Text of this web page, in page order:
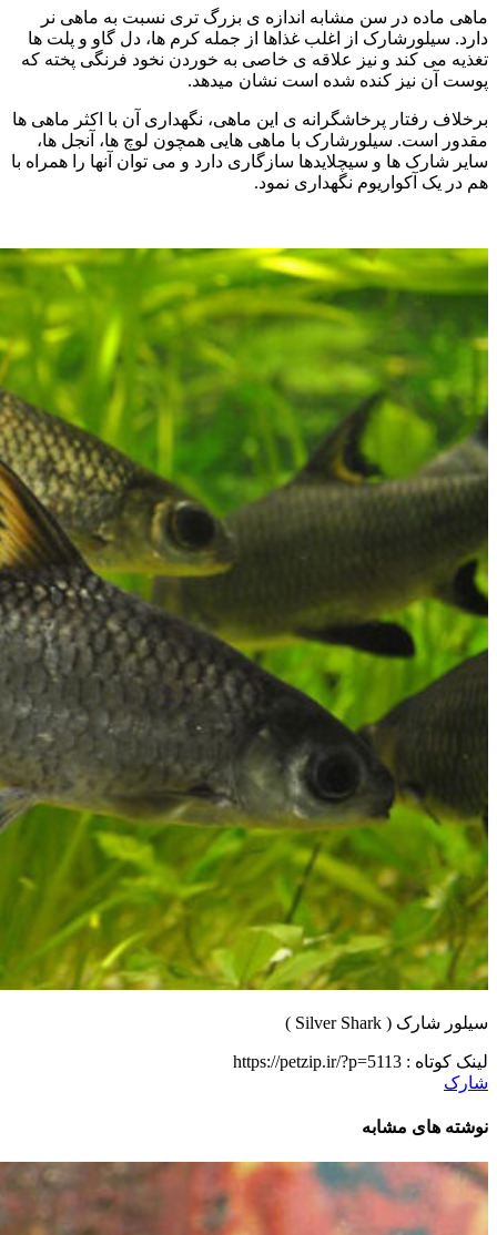
ماهی ماده در سن مشابه اندازه ی بزرگ تری نسبت به ماهی نر
دارد. سیلورشارک از اغلب غذاها از جمله کرم ها، دل گاو و پلت ها
تغذیه می کند و نیز علاقه ی خاصی به خوردن نخود فرنگی پخته که
پوست آن نیز کنده شده است نشان میدهد.
برخلاف رفتار پرخاشگرانه ی این ماهی، نگهداری آن با اکثر ماهی ها
مقدور است. سیلورشارک با ماهی هایی همچون لوچ ها، آنجل ها،
سایر شارک ها و سیچلایدها سازگاری دارد و می توان آنها را همراه با
هم در یک آکواریوم نگهداری نمود.
سیلور شارک ( Silver Shark )
لینک کوتاه : https://petzip.ir/?p=5113
شارک
نوشته های مشابه